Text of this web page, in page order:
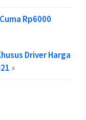
Rp6000
Driver Harga
»